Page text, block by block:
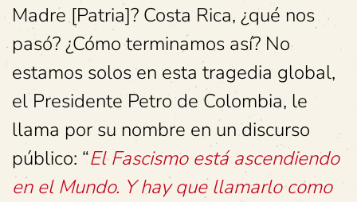
Madre [Patria]? Costa Rica, ¿qué nos
pasó? ¿Cómo terminamos así? No
estamos solos en esta tragedia global,
el Presidente Petro de Colombia, le
llama por su nombre en un discurso
público: “El Fascismo está ascendiendo
en el Mundo. Y hay que llamarlo como